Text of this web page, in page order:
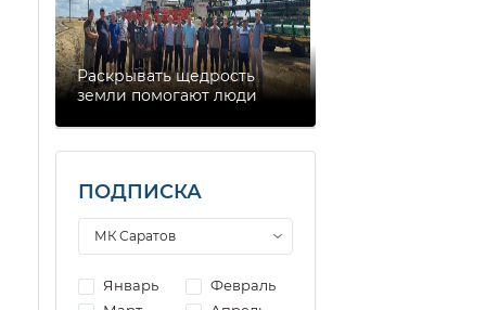
Раскрывать щедрость
земли помогают люди
ПОДПИСКА
Январь
Февраль